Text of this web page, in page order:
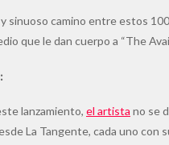
sinuoso camino entre estos
que le dan cuerpo a “The
lanzamiento, el artista no se
La Tangente, cada uno con